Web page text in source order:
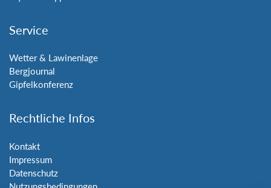
Service
Wetter & Lawinenlage
Bergjournal
Gipfelkonferenz
Rechtliche Infos
Kontakt
Impressum
Datenschutz